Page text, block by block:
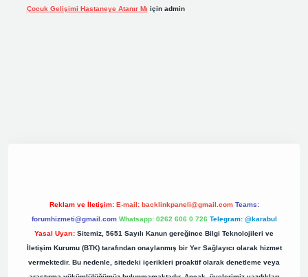
Çocuk Gelişimi Hastaneye Atanır Mı için admin
Reklam ve İletişim: E-mail: backlinkpaneli@gmail.com Teams:
forumhizmeti@gmail.com Whatsapp: 0262 606 0 726 Telegram: @karabul
Yasal Uyarı: Sitemiz, 5651 Sayılı Kanun gereğince Bilgi Teknolojileri ve
İletişim Kurumu (BTK) tarafından onaylanmış bir Yer Sağlayıcı olarak hizmet
vermektedir. Bu nedenle, sitedeki içerikleri proaktif olarak denetleme veya